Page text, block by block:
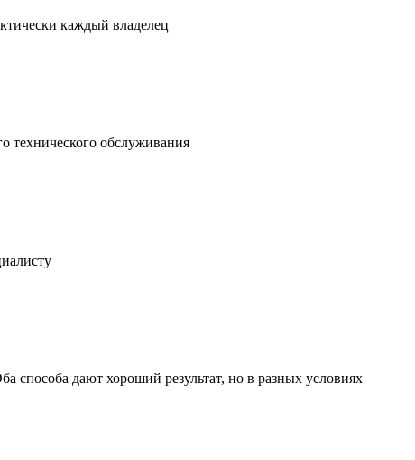
каждый владелец
технического обслуживания
способа дают хороший результат, но в разных условиях